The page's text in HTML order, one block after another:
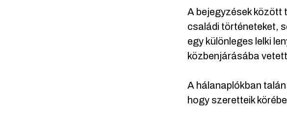
A bejegyzések között
családi történeteket,
egy különleges lelki
közbenjárásába
A hálanaplókban
hogy szeretteik